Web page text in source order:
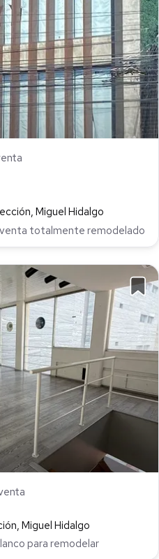
Miguel Hidalgo
totalmente remodelado
Miguel Hidalgo
para remodelar